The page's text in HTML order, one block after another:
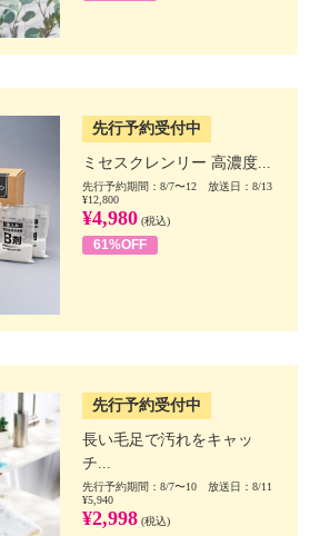
先行予約受付中
ミセスクレンリー 高濃度...
先行予約期間：8/7〜12 放送日：8/13
¥12,800
¥4,980 (税込)
61%OFF
先行予約受付中
長い毛足で汚れをキャッ
チ...
先行予約期間：8/7〜10 放送日：8/11
¥5,940
¥2,998 (税込)